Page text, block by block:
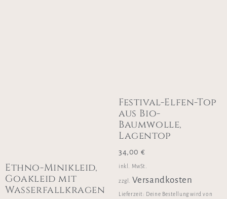
Ethno-Minikleid,
Goakleid mit
Wasserfallkragen
Festival-Elfen-Top
aus Bio-
Baumwolle,
Lagentop
34,00 €
inkl. MwSt.
zzgl. Versandkosten
Lieferzeit: Deine Bestellung wird von